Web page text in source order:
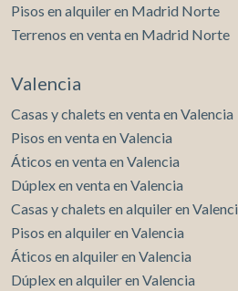
Pisos en alquiler en Madrid Norte
Terrenos en venta en Madrid Norte
Valencia
Casas y chalets en venta en Valencia
Pisos en venta en Valencia
Áticos en venta en Valencia
Dúplex en venta en Valencia
Casas y chalets en alquiler en
Pisos en alquiler en Valencia
Áticos en alquiler en Valencia
Dúplex en alquiler en Valencia